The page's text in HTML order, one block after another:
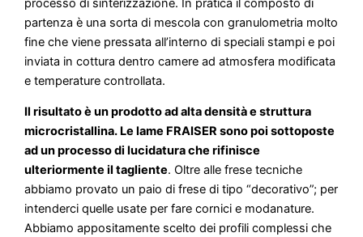
processo di sinterizzazione. In pratica il composto di
partenza è una sorta di mescola con granulometria molto
fine che viene pressata all’interno di speciali stampi e poi
inviata in cottura dentro camere ad atmosfera modificata
e temperature controllata.
Il risultato è un prodotto ad alta densità e struttura
microcristallina. Le lame FRAISER sono poi sottoposte
ad un processo di lucidatura che rifinisce
ulteriormente il tagliente. Oltre alle frese tecniche
abbiamo provato un paio di frese di tipo “decorativo”; per
intenderci quelle usate per fare cornici e modanature.
Abbiamo appositamente scelto dei profili complessi che